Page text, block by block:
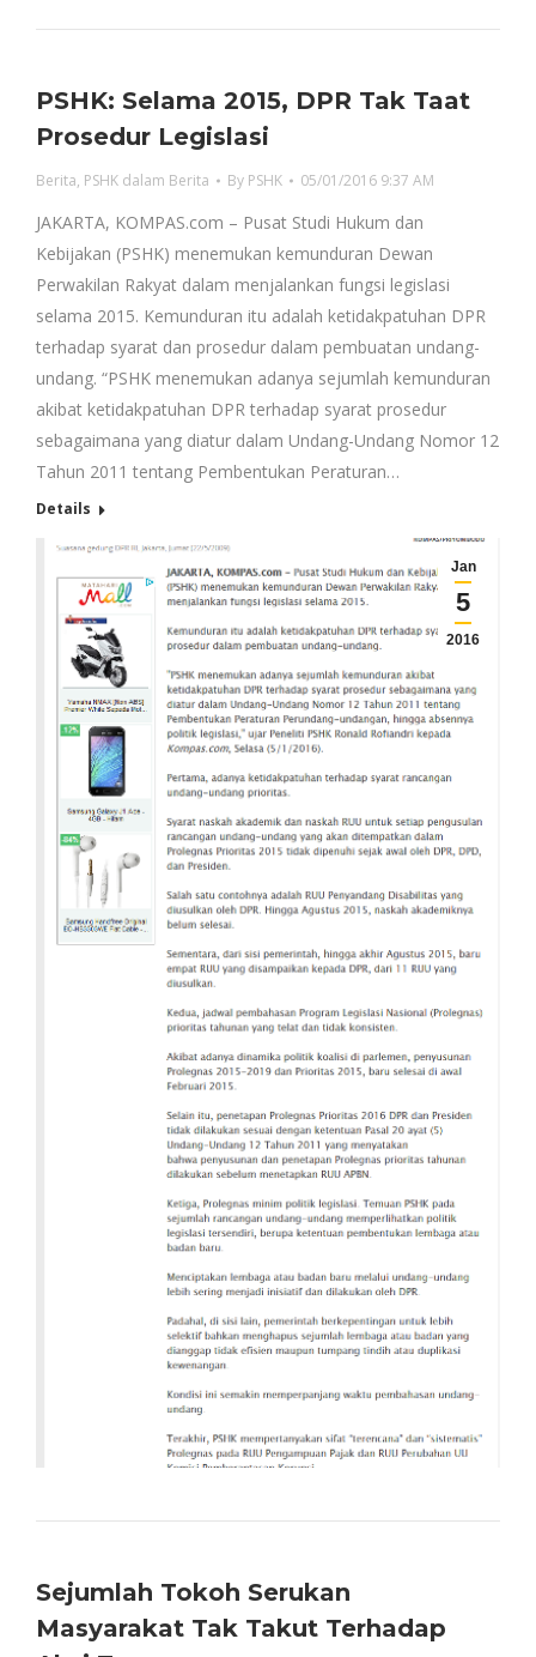
PSHK: Selama 2015, DPR Tak Taat
Prosedur Legislasi
Berita, PSHK dalam Berita By PSHK 05/01/2016 9:37 AM
JAKARTA, KOMPAS.com – Pusat Studi Hukum dan
Kebijakan (PSHK) menemukan kemunduran Dewan
Perwakilan Rakyat dalam menjalankan fungsi legislasi
selama 2015. Kemunduran itu adalah ketidakpatuhan DPR
terhadap syarat dan prosedur dalam pembuatan undang-
undang. “PSHK menemukan adanya sejumlah kemunduran
akibat ketidakpatuhan DPR terhadap syarat prosedur
sebagaimana yang diatur dalam Undang-Undang Nomor 12
Tahun 2011 tentang Pembentukan Peraturan…
Details
Jan
5
2016
Sejumlah Tokoh Serukan
Masyarakat Tak Takut Terhadap